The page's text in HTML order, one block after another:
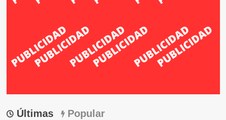
Últimas Popular